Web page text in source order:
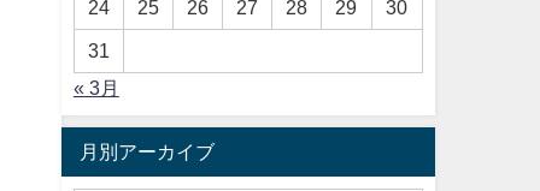
24 25 26 27 28 29 30
31
« 3月
月別アーカイブ